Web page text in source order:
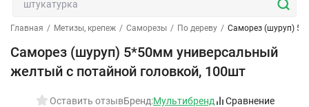
Главная / Метизы, крепеж / Саморезы / По дереву / Саморез (шуруп)
Саморез (шуруп) 5*50мм универсальный
желтый с потайной головкой, 100шт
Оставить отзывБренд:Мультибренд Сравнение